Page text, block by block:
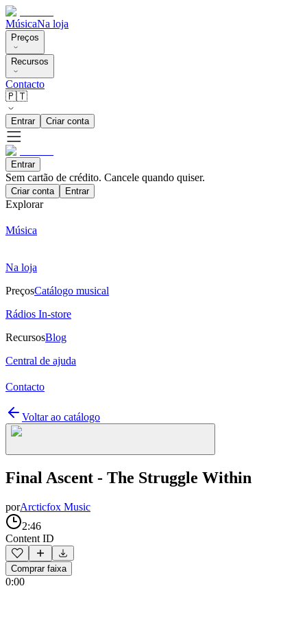
MúsicaNa loja
Preços
Recursos
Contacto
🇵🇹
Entrar Criar conta
Entrar
Sem cartão de crédito. Cancele quando quiser.
Criar conta Entrar
Explorar
Música
Na loja
PreçosCatálogo musical
Rádios In-store
RecursosBlog
Central de ajuda
Contacto
Voltar ao catálogo
Final Ascent - The Struggle Within
porArcticfox Music
2:46
Content ID
Comprar faixa
0:00